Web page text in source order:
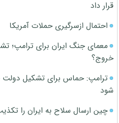
قرار داد
احتمال ازسرگیری حملات آمریکا
معمای جنگ ایران برای ترامپ؛
خروج؟
ترامپ: حماس برای تشکیل دولت
شود
چین ارسال سلاح به ایران را